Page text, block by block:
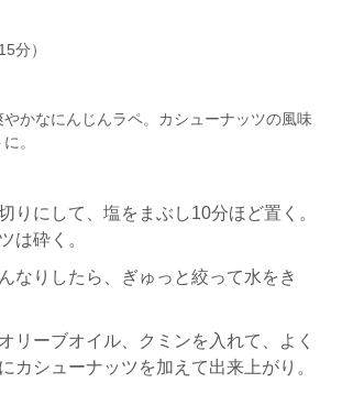
分）
やかなにんじんラペ。カシューナッツの風味
。
りにして、塩をまぶし10分ほど置く。
は砕く。
なりしたら、ぎゅっと絞って水をき
リーブオイル、クミンを入れて、よく
カシューナッツを加えて出来上がり。